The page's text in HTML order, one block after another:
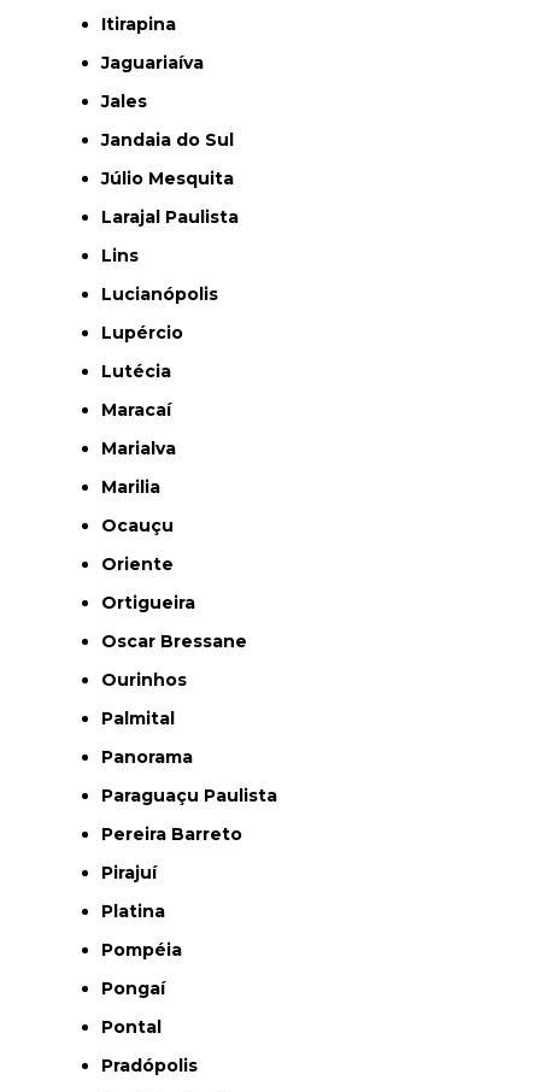
Itirapina
Jaguariaíva
Jales
Jandaia do Sul
Júlio Mesquita
Larajal Paulista
Lins
Lucianópolis
Lupércio
Lutécia
Maracaí
Marialva
Marilia
Ocauçu
Oriente
Ortigueira
Oscar Bressane
Ourinhos
Palmital
Panorama
Paraguaçu Paulista
Pereira Barreto
Pirajuí
Platina
Pompéia
Pongaí
Pontal
Pradópolis